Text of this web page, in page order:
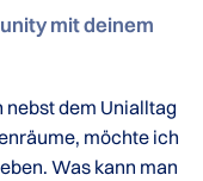
mit deinem
dem Unialltag
möchte ich
Was kann man